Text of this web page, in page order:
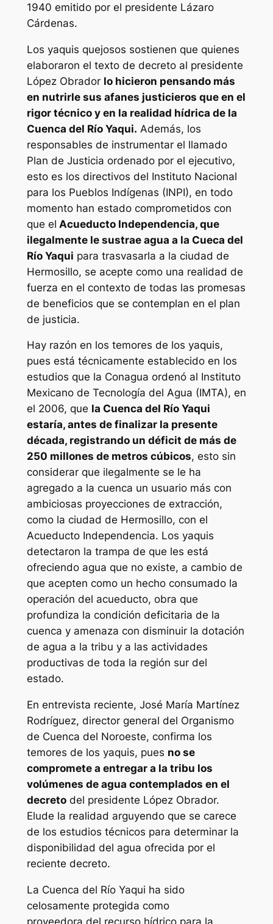
1940 emitido por el presidente Lázaro
Cárdenas.
Los yaquis quejosos sostienen que quienes
elaboraron el texto de decreto al presidente
López Obrador lo hicieron pensando más
en nutrirle sus afanes justicieros que en el
rigor técnico y en la realidad hídrica de la
Cuenca del Río Yaqui. Además, los
responsables de instrumentar el llamado
Plan de Justicia ordenado por el ejecutivo,
esto es los directivos del Instituto Nacional
para los Pueblos Indígenas (INPI), en todo
momento han estado comprometidos con
que el Acueducto Independencia, que
ilegalmente le sustrae agua a la Cueca del
Río Yaqui para trasvasarla a la ciudad de
Hermosillo, se acepte como una realidad de
fuerza en el contexto de todas las promesas
de beneficios que se contemplan en el plan
de justicia.
Hay razón en los temores de los yaquis,
pues está técnicamente establecido en los
estudios que la Conagua ordenó al Instituto
Mexicano de Tecnología del Agua (IMTA), en
el 2006, que la Cuenca del Río Yaqui
estaría, antes de finalizar la presente
década, registrando un déficit de más de
250 millones de metros cúbicos, esto sin
considerar que ilegalmente se le ha
agregado a la cuenca un usuario más con
ambiciosas proyecciones de extracción,
como la ciudad de Hermosillo, con el
Acueducto Independencia. Los yaquis
detectaron la trampa de que les está
ofreciendo agua que no existe, a cambio de
que acepten como un hecho consumado la
operación del acueducto, obra que
profundiza la condición deficitaria de la
cuenca y amenaza con disminuir la dotación
de agua a la tribu y a las actividades
productivas de toda la región sur del
estado.
En entrevista reciente, José María Martínez
Rodríguez, director general del Organismo
de Cuenca del Noroeste, confirma los
temores de los yaquis, pues no se
compromete a entregar a la tribu los
volúmenes de agua contemplados en el
decretodel presidente López Obrador.
Elude la realidad arguyendo que se carece
de los estudios técnicos para determinar la
disponibilidad del agua ofrecida por el
reciente decreto.
La Cuenca del Río Yaqui ha sido
celosamente protegida como
proveedora del recurso hídrico para la